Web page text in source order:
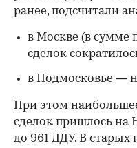
ранее, подсчитали
в Москве (в сумме
сделок
в Подмосковье —
При этом
сделок пришлось на
до 961 ДДУ. В